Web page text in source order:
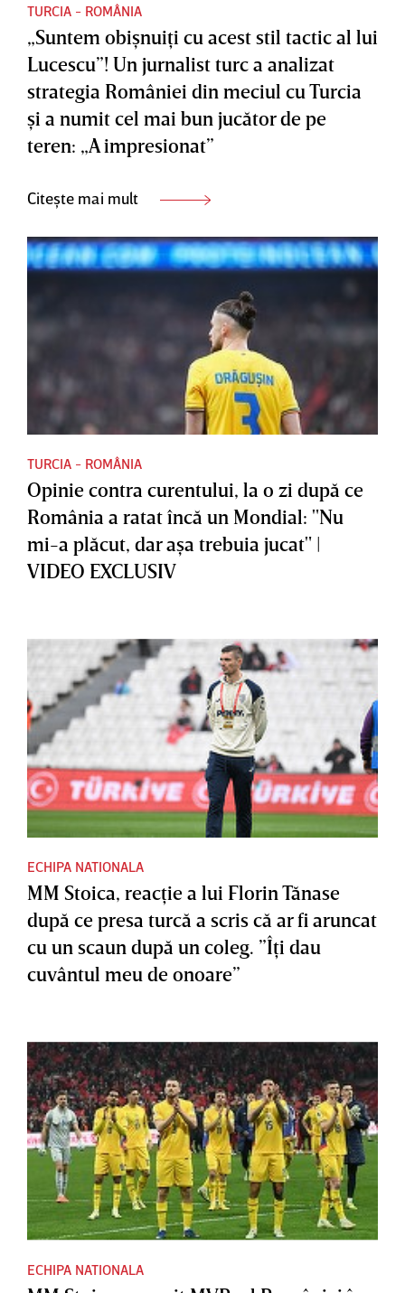
TURCIA - ROMÂNIA
„Suntem obişnuiţi cu acest stil tactic al lui
Lucescu”! Un jurnalist turc a analizat
strategia României din meciul cu Turcia
şi a numit cel mai bun jucător de pe
teren: „A impresionat”
Citește mai mult
TURCIA - ROMÂNIA
Opinie contra curentului, la o zi după ce
România a ratat încă un Mondial: "Nu
mi-a plăcut, dar aşa trebuia jucat" |
VIDEO EXCLUSIV
ECHIPA NATIONALA
MM Stoica, reacţie a lui Florin Tănase
după ce presa turcă a scris că ar fi aruncat
cu un scaun după un coleg. ”Îţi dau
cuvântul meu de onoare”
ECHIPA NATIONALA